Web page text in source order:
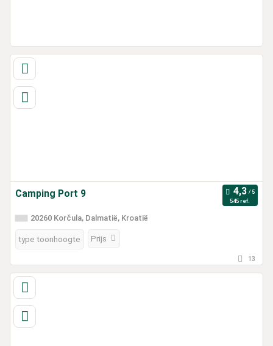
Camping Port 9
545 ref.
20260 Korčula, Dalmatië, Kroatië
type toonhoogte Prijs
13